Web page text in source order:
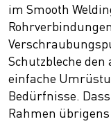
im Smooth
Schutzbleche
einfache
Bedürfnisse.
Rahmen